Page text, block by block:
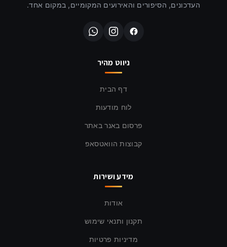
העדכונים, הסיפורים והאירועים המקומיים, במקום אחד.
ניווט מהיר
דף הבית
לוח מודעות
פרסום באנר באתר
קבוצות הוואטסאפ
מידע ושירות
אודות
תקנון ותנאי שימוש
מדיניות פרטיות